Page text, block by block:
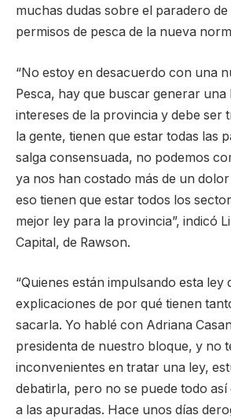
muchas dudas sobre el paradero
permisos de pesca de la nueva
“No estoy en desacuerdo con una
Pesca, hay que buscar generar una
intereses de la provincia y debe ser
la gente, tienen que estar todas las
salga consensuada, no podemos
ya nos han costado más de un
eso tienen que estar todos los
mejor ley para la provincia”, indicó
Capital, de Rawson.
“Quienes están impulsando esta ley
explicaciones de por qué tienen
sacarla. Yo hablé con Adriana
presidenta de nuestro bloque, y no
inconvenientes en tratar una ley,
debatirla, pero no se puede todo
a las apuradas. Hace unos días